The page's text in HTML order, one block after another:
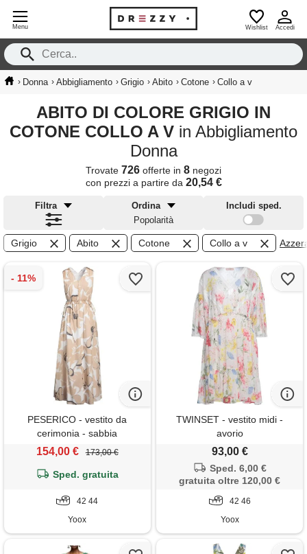
Menu Wishlist Accedi
› Donna › Abbigliamento › Grigio › Abito › Cotone › Collo a v
ABITO DI COLORE GRIGIO IN
COTONE COLLO A V in Abbigliamento
Donna
Trovate 726 offerte in 8 negozi
con prezzi a partire da 20,54 €
Filtra
Ordina
Popolarità
Includi sped.
Grigio Abito Cotone Collo a v
PESERICO - vestito da
cerimonia - sabbia
154,00 € 173,00 €
Sped. gratuita
42 44
Yoox
TWINSET - vestito midi -
avorio
93,00 €
Sped. 6,00 €
gratuita oltre 120,00 €
42 46
Yoox